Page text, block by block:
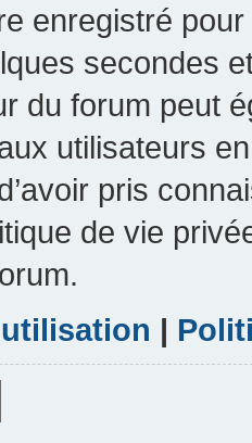
enregistré
secondes
du forum peut
utilisateurs
pris
de vie
|